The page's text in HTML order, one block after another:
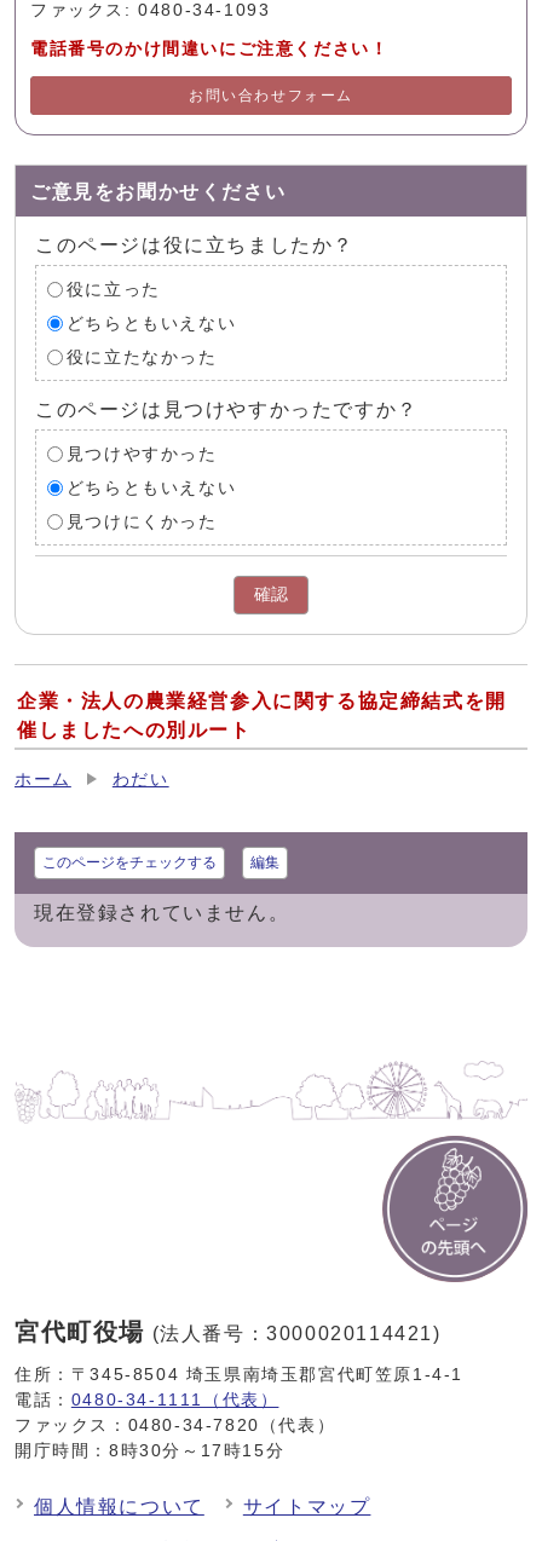
ファックス: 0480-34-1093
電話番号のかけ間違いにご注意ください！
お問い合わせフォーム
ご意見をお聞かせください
このページは役に立ちましたか？
役に立った
どちらともいえない
役に立たなかった
このページは見つけやすかったですか？
見つけやすかった
どちらともいえない
見つけにくかった
確認
企業・法人の農業経営参入に関する協定締結式を開
催しましたへの別ルート
ホーム わだい
このページをチェックする 編集
現在登録されていません。
宮代町役場 (法人番号：3000020114421)
住所：〒345-8504 埼玉県南埼玉郡宮代町笠原1-4-1
電話： 0480-34-1111（代表）
ファックス：0480-34-7820（代表）
開庁時間：8時30分～17時15分
個人情報について サイトマップ